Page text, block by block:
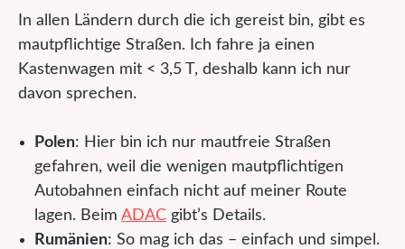
In allen Ländern durch die ich gereist bin, gibt es
mautpflichtige Straßen. Ich fahre ja einen
Kastenwagen mit < 3,5 T, deshalb kann ich nur
davon sprechen.
Polen: Hier bin ich nur mautfreie Straßen
gefahren, weil die wenigen mautpflichtigen
Autobahnen einfach nicht auf meiner Route
lagen. Beim ADAC gibt’s Details.
Rumänien: So mag ich das – einfach und simpel.